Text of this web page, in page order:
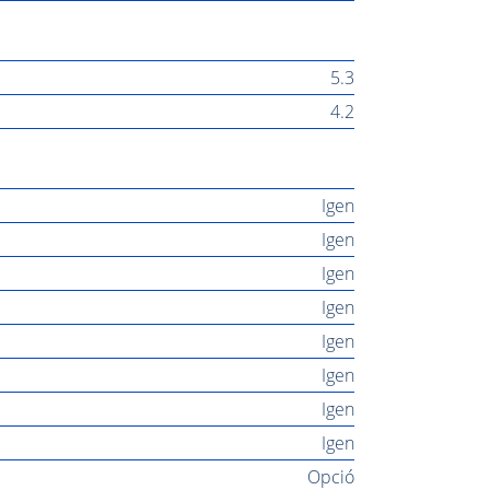
5.3
4.2
Igen
Igen
Igen
Igen
Igen
Igen
Igen
Igen
Opció